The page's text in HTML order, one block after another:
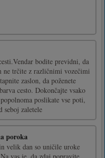
bodite previdni, da
ne trčite z različnimi vozečimi
zaslon, da poženete
cesto. Dokončajte vsako
poslikate vse poti,
seboj zaletele
poroka
velik dan so uničile uroke